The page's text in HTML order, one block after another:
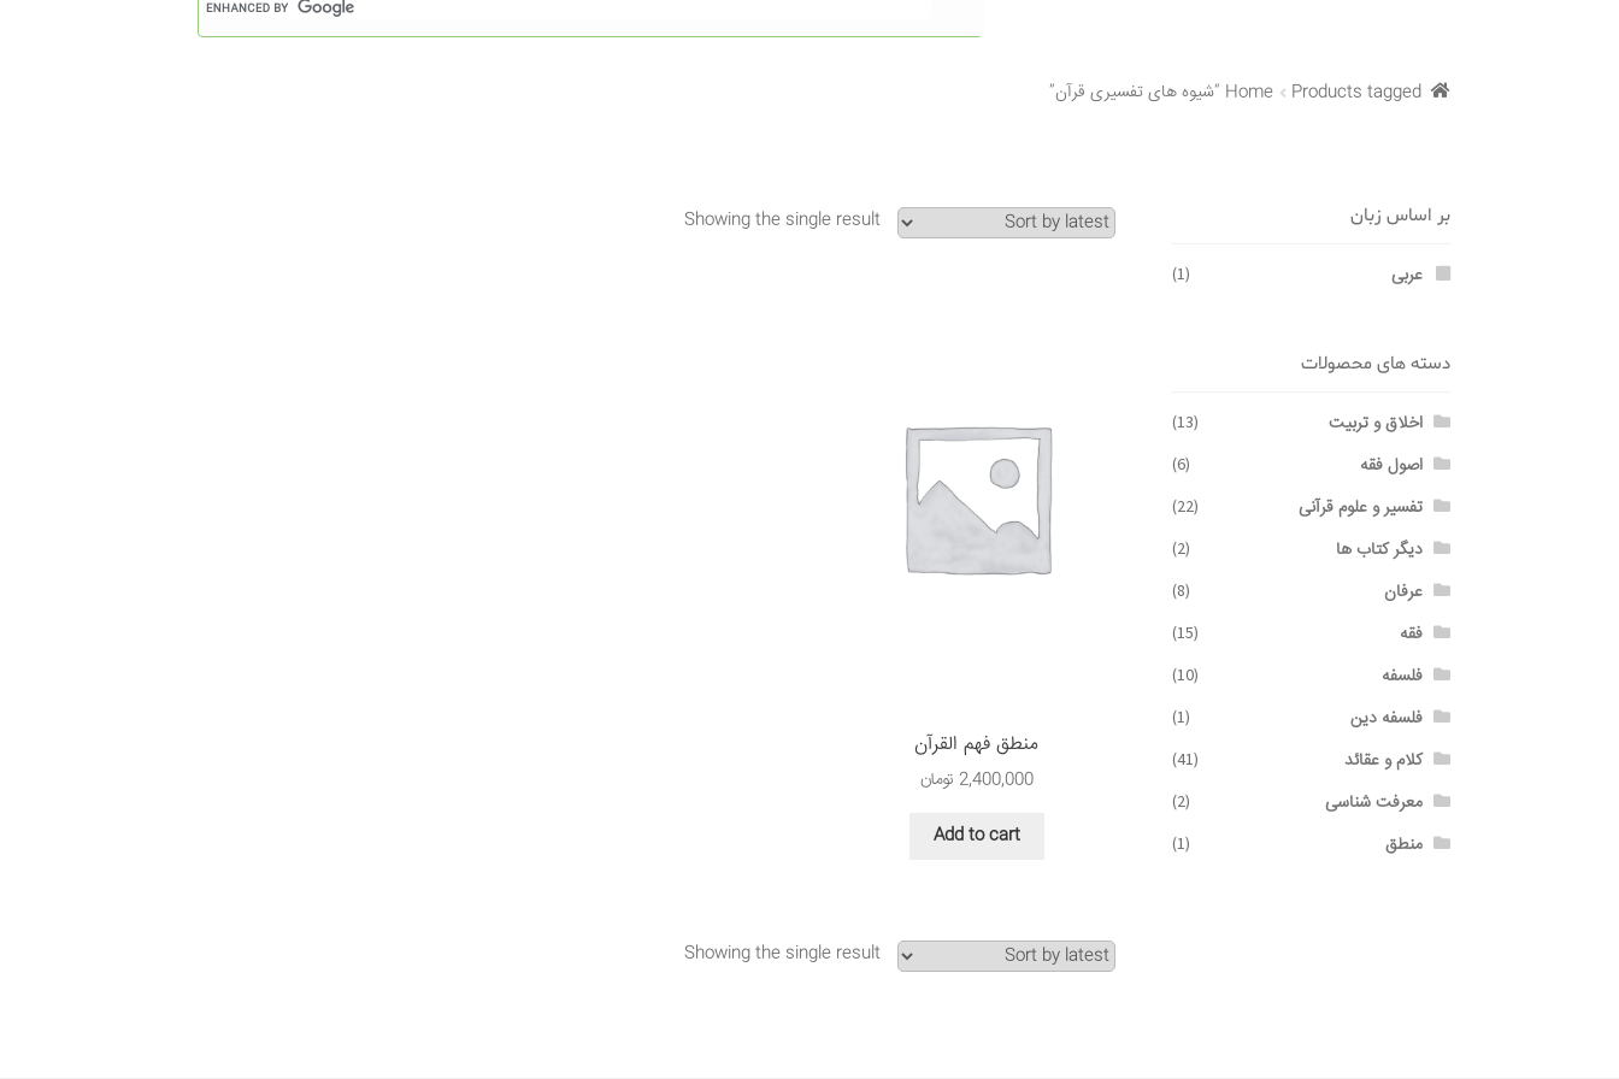
Home Products tagged “شیوه های تفسیری قرآن”
Showing the single result
منطق فهم القرآن
2,400,000 تومان
Add to cart
Showing the single result
بر اساس زبان
عربی (1)
دسته های محصولات
اخلاق و تربیت (13)
اصول فقه (6)
تفسیر و علوم قرآنی (22)
دیگر کتاب ها (2)
عرفان (8)
فقه (15)
فلسفه (10)
فلسفه دین (1)
کلام و عقائد (41)
معرفت شناسی (2)
منطق (1)